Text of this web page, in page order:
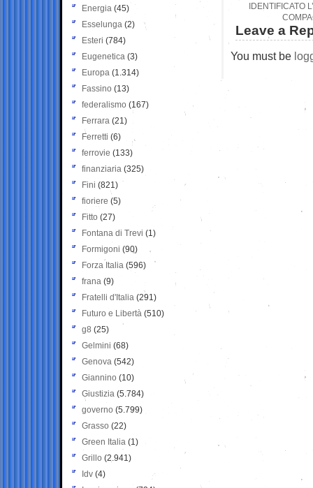
IDENTIFICATO
Leave a
You must be
Energia (45)
Esselunga (2)
Esteri (784)
Eugenetica (3)
Europa (1.314)
Fassino (13)
federalismo (167)
Ferrara (21)
Ferretti (6)
ferrovie (133)
finanziaria (325)
Fini (821)
fioriere (5)
Fitto (27)
Fontana di Trevi (1)
Formigoni (90)
Forza Italia (596)
frana (9)
Fratelli d'Italia (291)
Futuro e Libertà (510)
g8 (25)
Gelmini (68)
Genova (542)
Giannino (10)
Giustizia (5.784)
governo (5.799)
Grasso (22)
Green Italia (1)
Grillo (2.941)
Idv (4)